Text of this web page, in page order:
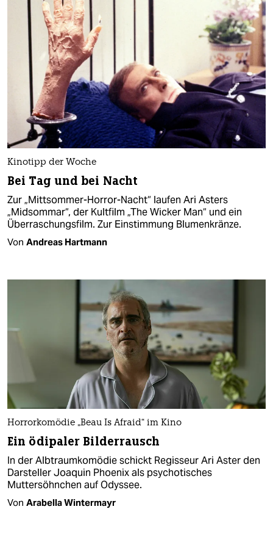
Kinotipp der Woche
Bei Tag und bei Nacht
Zur „Mittsommer-Horror-Nacht“ laufen Ari Asters
„Midsommar“, der Kultfilm „The Wicker Man“ und ein
Überraschungsfilm. Zur Einstimmung Blumenkränze.
Von Andreas Hartmann
Horrorkomödie „Beau Is Afraid“ im Kino
Ein ödipaler Bilderrausch
In der Albtraumkomödie schickt Regisseur Ari Aster den
Darsteller Joaquin Phoenix als psychotisches
Muttersöhnchen auf Odyssee.
Von Arabella Wintermayr